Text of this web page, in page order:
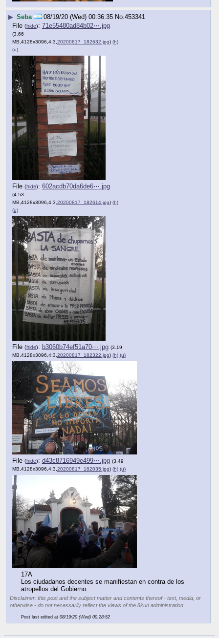
▶ Seba 08/19/20 (Wed) 00:36:35 No. 453341
File (hide): 71e55480ad84b02⋯.jpg
(3.66
MB,4128x3096,4:3, 20200817_182632.jpg) (h)
(u)
File (hide): 602acdb70da6de6⋯.jpg
(4.53
MB,4128x3096,4:3, 20200817_182614.jpg) (h)
(u)
File (hide): b3060b74ef51a70⋯.jpg (3.19
MB,4128x3096,4:3, 20200817_182322.jpg) (h) (u)
File (hide): d43c8716949e499⋯.jpg (3.49
MB,4128x3096,4:3, 20200817_182035.jpg) (h) (u)
17A
Los ciudadanos decentes se manifiestan en contra de los
atropellos del Gobierno.
Disclaimer: this post and the subject matter and contents thereof - text, media, or
otherwise - do not necessarily reflect the views of the 8kun administration.
Post last edited at 08/19/20 (Wed) 00:28:52